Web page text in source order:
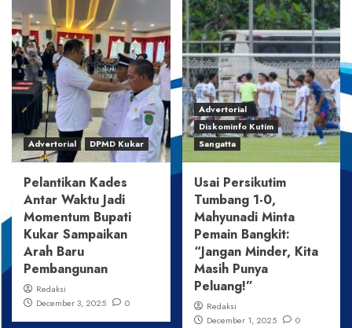
Advertorial DPMD Kukar
Pelantikan Kades
Antar Waktu Jadi
Momentum Bupati
Kukar Sampaikan
Arah Baru
Pembangunan
Redaksi
December 3, 2025
0
Advertorial
Diskominfo Kutim
Sangatta
Usai Persikutim
Tumbang 1-0,
Mahyunadi Minta
Pemain Bangkit:
“Jangan Minder, Kita
Masih Punya
Peluang!”
Redaksi
December 1, 2025
0